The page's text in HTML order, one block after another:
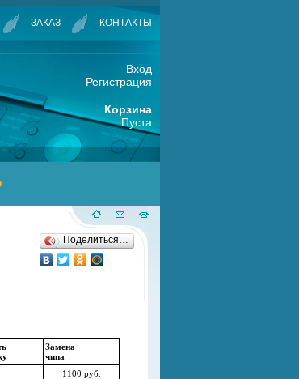
ЗАКАЗ КОНТАКТЫ
Вход
Регистрация
Корзина
Пуста
Поделиться…
Замена
чипа
1100 руб.